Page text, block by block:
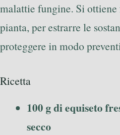
malattie fungine. Si
pianta, per estrarre le
proteggere in modo
Ricetta
100 g di equiseto
secco